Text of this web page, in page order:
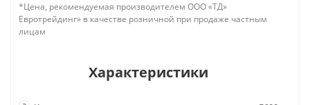
*Цена, рекомендуемая производителем ООО «ТД»
Евротрейдинг» в качестве розничной при продаже частным
лицам
Характеристики